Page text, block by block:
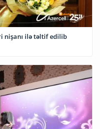
nişanı ilə təltif edilib